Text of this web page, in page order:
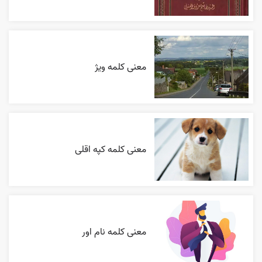
معنی کلمه ویژ
معنی کلمه کپه اقلی
معنی کلمه نام اور